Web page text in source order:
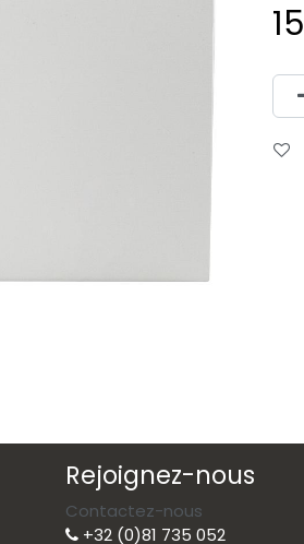
Rejoignez-nous
Contactez-nous
+32 (0)81 735 052